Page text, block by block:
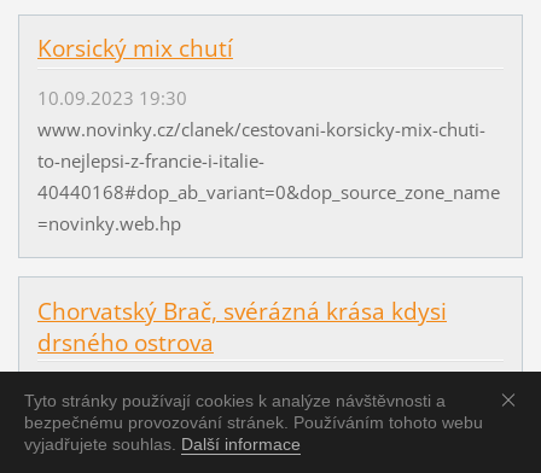
Korsický mix chutí
10.09.2023 19:30
www.novinky.cz/clanek/cestovani-korsicky-mix-chuti-
to-nejlepsi-z-francie-i-italie-
40440168#dop_ab_variant=0&dop_source_zone_name
=novinky.web.hp
Chorvatský Brač, svérázná krása kdysi
drsného ostrova
05.09.2023 14:47
www.novinky.cz/clanek/cestovani-chorvatsky-brac-
sverazna-krasa-kdysi-drsneho-ostrova-40440907
Tyto stránky používají cookies k analýze návštěvnosti a
bezpečnému provozování stránek. Používáním tohoto webu
vyjadřujete souhlas. Další informace